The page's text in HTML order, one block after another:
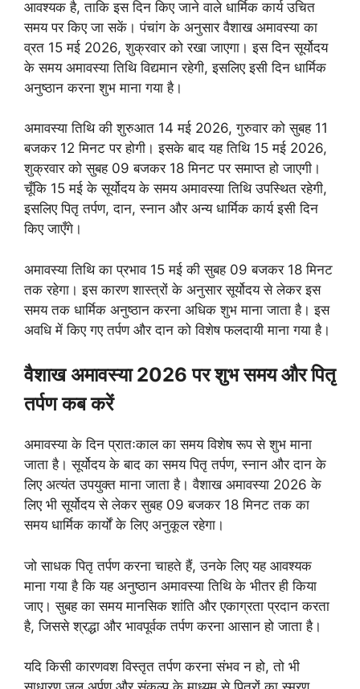
आवश्यक है, ताकि इस दिन किए जाने वाले धार्मिक कार्य उचित
समय पर किए जा सकें। पंचांग के अनुसार वैशाख अमावस्या का
व्रत 15 मई 2026, शुक्रवार को रखा जाएगा। इस दिन सूर्योदय
के समय अमावस्या तिथि विद्यमान रहेगी, इसलिए इसी दिन धार्मिक
अनुष्ठान करना शुभ माना गया है।
अमावस्या तिथि की शुरुआत 14 मई 2026, गुरुवार को सुबह 11
बजकर 12 मिनट पर होगी। इसके बाद यह तिथि 15 मई 2026,
शुक्रवार को सुबह 09 बजकर 18 मिनट पर समाप्त हो जाएगी।
चूँकि 15 मई के सूर्योदय के समय अमावस्या तिथि उपस्थित रहेगी,
इसलिए पितृ तर्पण, दान, स्नान और अन्य धार्मिक कार्य इसी दिन
किए जाएँगे।
अमावस्या तिथि का प्रभाव 15 मई की सुबह 09 बजकर 18 मिनट
तक रहेगा। इस कारण शास्त्रों के अनुसार सूर्योदय से लेकर इस
समय तक धार्मिक अनुष्ठान करना अधिक शुभ माना जाता है। इस
अवधि में किए गए तर्पण और दान को विशेष फलदायी माना गया है।
वैशाख अमावस्या 2026 पर शुभ समय और पितृ
तर्पण कब करें
अमावस्या के दिन प्रातःकाल का समय विशेष रूप से शुभ माना
जाता है। सूर्योदय के बाद का समय पितृ तर्पण, स्नान और दान के
लिए अत्यंत उपयुक्त माना जाता है। वैशाख अमावस्या 2026 के
लिए भी सूर्योदय से लेकर सुबह 09 बजकर 18 मिनट तक का
समय धार्मिक कार्यों के लिए अनुकूल रहेगा।
जो साधक पितृ तर्पण करना चाहते हैं, उनके लिए यह आवश्यक
माना गया है कि यह अनुष्ठान अमावस्या तिथि के भीतर ही किया
जाए। सुबह का समय मानसिक शांति और एकाग्रता प्रदान करता
है, जिससे श्रद्धा और भावपूर्वक तर्पण करना आसान हो जाता है।
यदि किसी कारणवश विस्तृत तर्पण करना संभव न हो, तो भी